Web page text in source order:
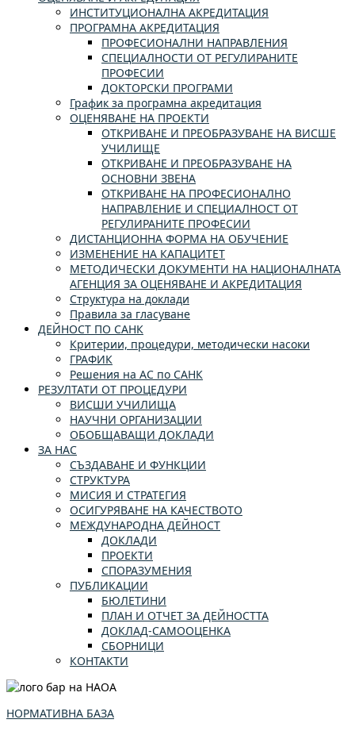
ИНСТИТУЦИОНАЛНА АКРЕДИТАЦИЯ
ПРОГРАМНА АКРЕДИТАЦИЯ
ПРОФЕСИОНАЛНИ НАПРАВЛЕНИЯ
СПЕЦИАЛНОСТИ ОТ РЕГУЛИРАНИТЕ
ПРОФЕСИИ
ДОКТОРСКИ ПРОГРАМИ
График за програмна акредитация
ОЦЕНЯВАНЕ НА ПРОЕКТИ
ОТКРИВАНЕ И ПРЕОБРАЗУВАНЕ НА ВИСШЕ
УЧИЛИЩЕ
ОТКРИВАНЕ И ПРЕОБРАЗУВАНЕ НА
ОСНОВНИ ЗВЕНА
ОТКРИВАНЕ НА ПРОФЕСИОНАЛНО
НАПРАВЛЕНИЕ И СПЕЦИАЛНОСТ ОТ
РЕГУЛИРАНИТЕ ПРОФЕСИИ
ДИСТАНЦИОННА ФОРМА НА ОБУЧЕНИЕ
ИЗМЕНЕНИЕ НА КАПАЦИТЕТ
МЕТОДИЧЕСКИ ДОКУМЕНТИ НА НАЦИОНАЛНАТА
АГЕНЦИЯ ЗА ОЦЕНЯВАНЕ И АКРЕДИТАЦИЯ
Структура на доклади
Правила за гласуване
ДЕЙНОСТ ПО САНК
Критерии, процедури, методически насоки
ГРАФИК
Решения на АС по САНК
РЕЗУЛТАТИ ОТ ПРОЦЕДУРИ
ВИСШИ УЧИЛИЩА
НАУЧНИ ОРГАНИЗАЦИИ
ОБОБЩАВАЩИ ДОКЛАДИ
ЗА НАС
СЪЗДАВАНЕ И ФУНКЦИИ
СТРУКТУРА
МИСИЯ И СТРАТЕГИЯ
ОСИГУРЯВАНЕ НА КАЧЕСТВОТО
МЕЖДУНАРОДНА ДЕЙНОСТ
ДОКЛАДИ
ПРОЕКТИ
СПОРАЗУМЕНИЯ
ПУБЛИКАЦИИ
БЮЛЕТИНИ
ПЛАН И ОТЧЕТ ЗА ДЕЙНОСТТА
ДОКЛАД-САМООЦЕНКА
СБОРНИЦИ
КОНТАКТИ
НОРМАТИВНА БАЗА